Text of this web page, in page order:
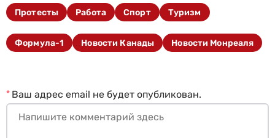
Протесты Работа Спорт Туризм
Формула-1 Новости Канады Новости Монреаля
Ваш адрес email не будет опубликован.
*